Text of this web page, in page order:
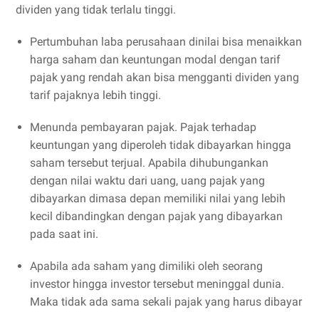
dividen yang tidak terlalu tinggi.
Pertumbuhan laba perusahaan dinilai bisa menaikkan
harga saham dan keuntungan modal dengan tarif
pajak yang rendah akan bisa mengganti dividen yang
tarif pajaknya lebih tinggi.
Menunda pembayaran pajak. Pajak terhadap
keuntungan yang diperoleh tidak dibayarkan hingga
saham tersebut terjual. Apabila dihubungankan
dengan nilai waktu dari uang, uang pajak yang
dibayarkan dimasa depan memiliki nilai yang lebih
kecil dibandingkan dengan pajak yang dibayarkan
pada saat ini.
Apabila ada saham yang dimiliki oleh seorang
investor hingga investor tersebut meninggal dunia.
Maka tidak ada sama sekali pajak yang harus dibayar